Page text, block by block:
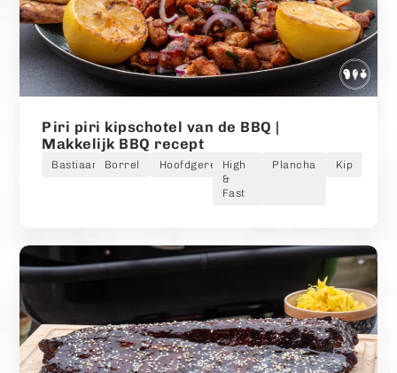
Piri piri kipschotel van de BBQ |
Makkelijk BBQ recept
Bastiaan Borrel HoofdgerechtHigh
&
Fast
Plancha Kip